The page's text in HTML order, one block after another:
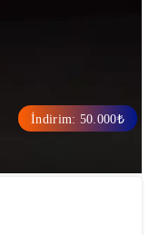
İndirim: 50.000₺